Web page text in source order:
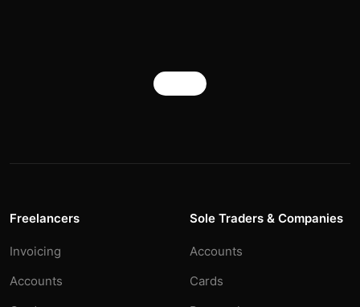
Freelancers
Invoicing
Accounts
Sole Traders & Companies
Accounts
Cards